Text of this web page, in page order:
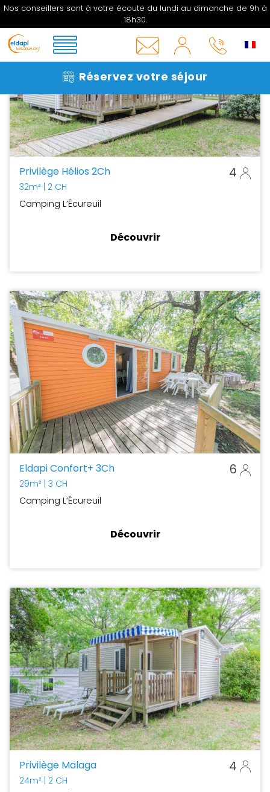
Nos conseillers sont à votre écoute du lundi au dimanche de 9h à
18h30.
INFOS
&
05 33
06 27
MON
COMPTE
Réservez votre séjour
Privilège Hélios 2Ch 4
32m²
| 2 CH
Camping L’Écureuil
Découvrir
Eldapi Confort+ 3Ch 6
29m² | 3 CH
Camping L’Écureuil
Découvrir
Privilège Malaga 4
24m² | 2 CH